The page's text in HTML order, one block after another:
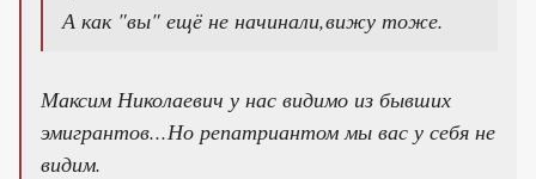
А как "вы" ещё не начинали,вижу тоже.
Максим Николаевич у нас видимо из бывших
эмигрантов...Но репатриантом мы вас у себя не
видим.